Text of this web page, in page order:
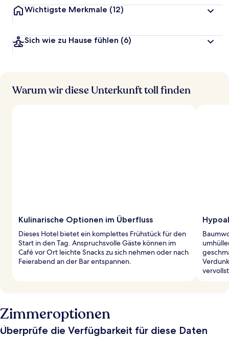
Wichtigste Merkmale (12)
Sich wie zu Hause fühlen (6)
Warum wir diese Unterkunft toll finden
Kulinarische Optionen im Überfluss
Dieses Hotel bietet ein komplettes Frühstück für den
Start in den Tag. Anspruchsvolle Gäste können im
Café vor Ort leichte Snacks zu sich nehmen oder nach
Feierabend an der Bar entspannen.
Zimmeroptionen
Überprüfe die Verfügbarkeit für diese Daten